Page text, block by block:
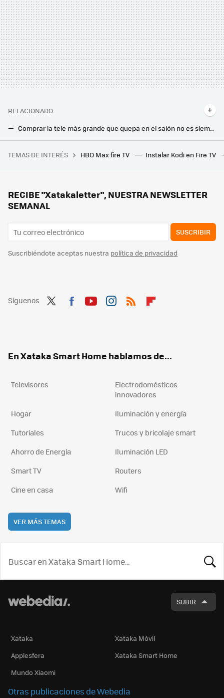
RELACIONADO
Comprar la tele más grande que quepa en el salón no es siempre la mejor opción. Estas son las soluciones que permite la tecnología
Usar un proyector portátil para montar un cine de verano parece ideal. Pero esto es lo que conviene tener en cuenta para no desilusionarse
Este chiste de 'Los Simpson' que no entendí jamás esconde una increíble historia sobre la mayor decepción televisiva de la historia: el tesoro de Al Capone
TEMAS DE INTERÉS HBO Max fire TV Instalar Kodi en Fire TV
RECIBE "Xatakaletter", NUESTRA NEWSLETTER
SEMANAL
SUSCRIBIR
Suscribiéndote aceptas nuestra política de privacidad
Síguenos
En Xataka Smart Home hablamos de...
Televisores
Electrodomésticos
innovadores
Hogar
Iluminación y energía
Tutoriales
Trucos y bricolaje smart
Ahorro de Energía
Iluminación LED
Smart TV
Routers
Cine en casa
Wifi
VER MÁS TEMAS
SUBIR
Xataka
Xataka Móvil
Applesfera
Xataka Smart Home
Mundo Xiaomi
Otras publicaciones de Webedia